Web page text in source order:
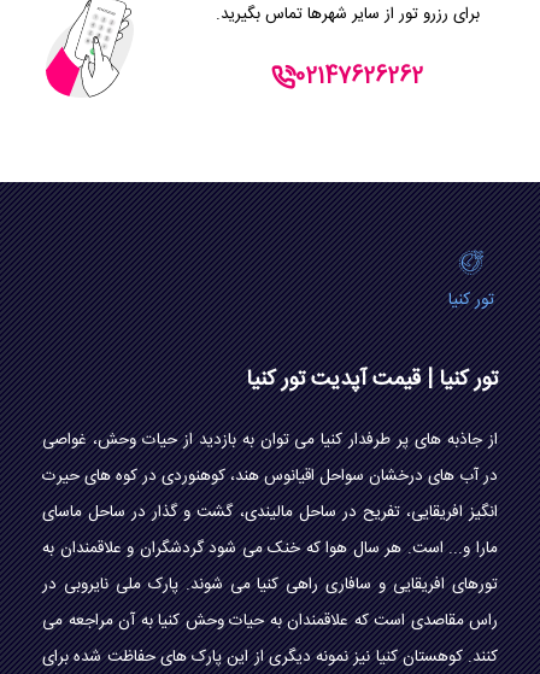
برای رزرو تور از سایر شهرها تماس بگیرید.
02147626262
تور کنیا
تور کنیا | قیمت آپدیت تور کنیا
از جاذبه های پر طرفدار کنیا می توان به بازدید از حیات وحش، غواصی
در آب های درخشان سواحل اقیانوس هند، کوهنوردی در کوه های حیرت
انگیز افریقایی، تفریح در ساحل مالیندی، گشت و گذار در ساحل ماسای
مارا و... است. هر سال هوا که خنک می شود گردشگران و علاقمندان به
تورهای افریقایی و سافاری راهی کنیا می شوند. پارک ملی نایروبی در
راس مقاصدی است که علاقمندان به حیات وحش کنیا به آن مراجعه می
کنند. کوهستان کنیا نیز نمونه دیگری از این پارک های حفاظت شده برای